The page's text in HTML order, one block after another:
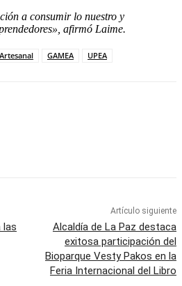
a consumir lo nuestro y
afirmó Laime.
GAMEA UPEA
las
Artículo siguiente
Alcaldía de La Paz destaca
exitosa participación del
Bioparque Vesty Pakos en la
Feria Internacional del Libro